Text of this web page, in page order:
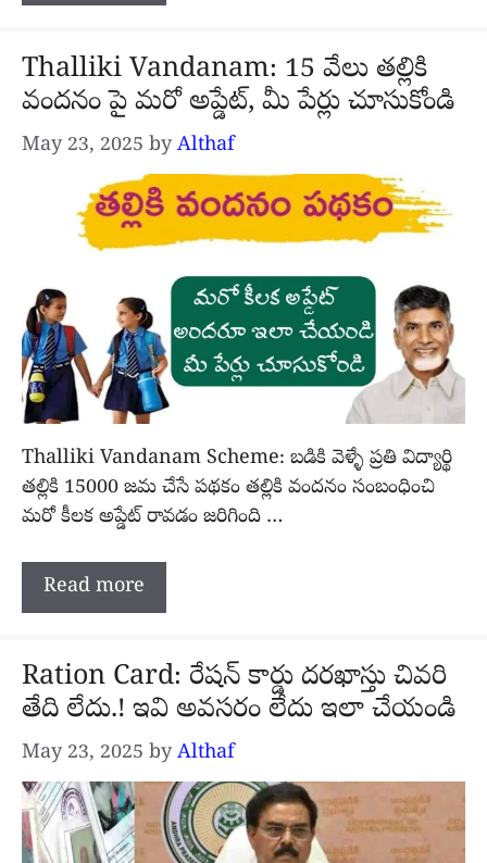
Thalliki Vandanam: 15 వేలు తల్లికి
వందనం పై మరో అప్డేట్, మీ పేర్లు చూసుకోండి
May 23, 2025 by Althaf
Thalliki Vandanam Scheme: బడికి వెళ్ళే ప్రతి విద్యార్థి
తల్లికి 15000 జమ చేసే పథకం తల్లికి వందనం సంబంధించి
మరో కీలక అప్డేట్ రావడం జరిగింది …
Read more
Ration Card: రేషన్ కార్డు దరఖాస్తు చివరి
తేది లేదు.! ఇవి అవసరం లేదు ఇలా చేయండి
May 23, 2025 by Althaf